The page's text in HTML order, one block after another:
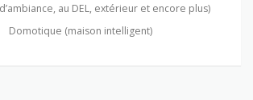
au DEL, extérieur et encore plus)
Domotique (maison intelligent)